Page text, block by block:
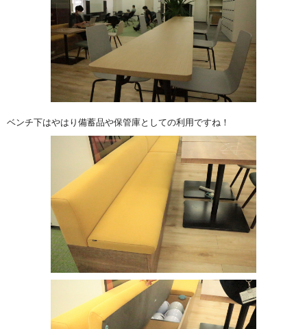
ベンチ下はやはり備蓄品や保管庫としての利用ですね！